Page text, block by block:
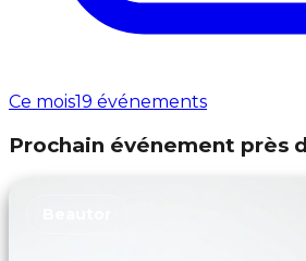
Ce mois19 événements
Prochain événement près